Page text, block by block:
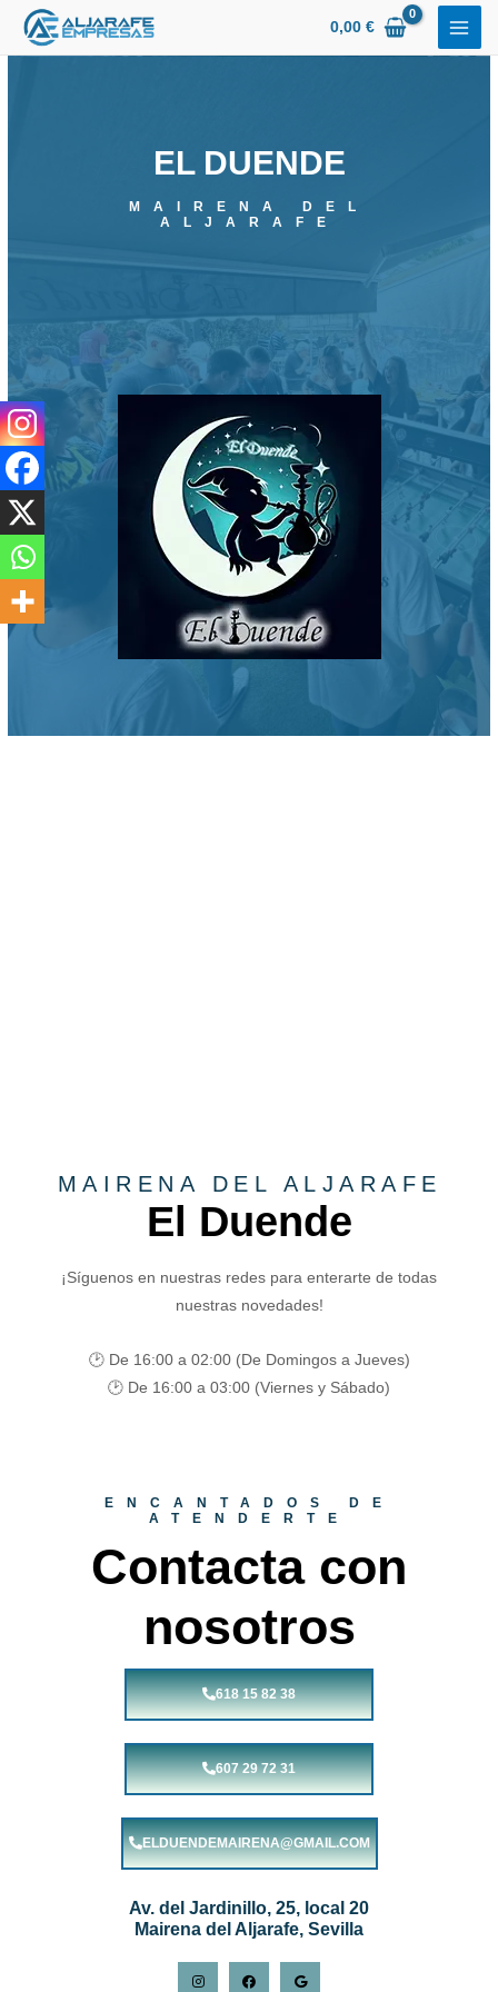
0,00€
EL DUENDE
MAIRENA DEL
ALJARAFE
MAIRENA DEL ALJARAFE
El Duende
¡Síguenos en nuestras redes para enterarte de todas
nuestras novedades!
🕑 De 16:00 a 02:00 (De Domingos a Jueves)
🕑 De 16:00 a 03:00 (Viernes y Sábado)
ENCANTADOS DE
ATENDERTE
Contacta con
nosotros
618 15 82 38
607 29 72 31
ELDUENDEMAIRENA@GMAIL.COM
Av. del Jardinillo, 25, local 20
Mairena del Aljarafe, Sevilla
n
s
a
c
o
o